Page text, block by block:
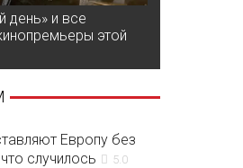
день» и все
этой
Европу без
случилось
5.0